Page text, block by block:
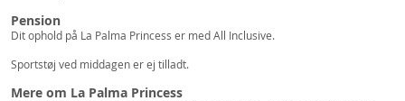
Pension
Dit ophold på La Palma Princess er med All Inclusive.
Sportstøj ved middagen er ej tilladt.
Mere om La Palma Princess